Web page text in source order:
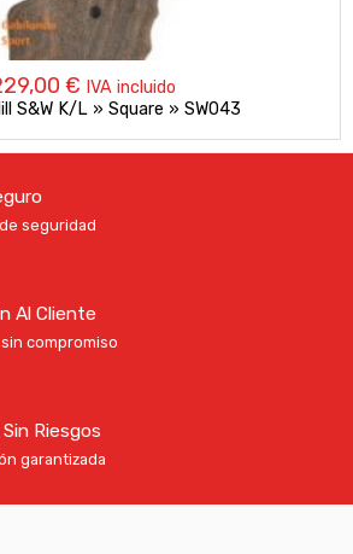
€ IVA incluido
S&W K/L » Square » SW043
seguridad
Al Cliente
compromiso
Riesgos
garantizada